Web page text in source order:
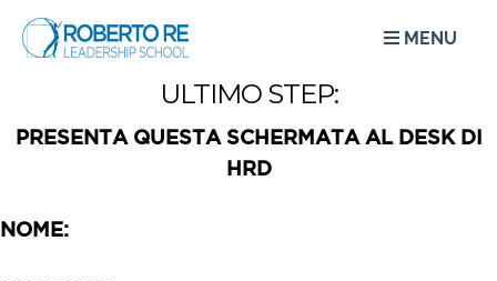
MENU
ULTIMO STEP:
PRESENTA QUESTA SCHERMATA AL DESK DI
HRD
NOME: